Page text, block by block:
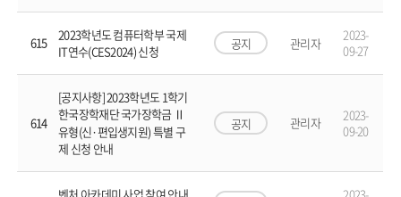
615
2023학년도 컴퓨터학부 국제
IT연수(CES2024) 신청
공지 관리자
2023-
09-27
614
[공지사항] 2023학년도 1학기
한국장학재단 국가장학금 Ⅱ
유형(신·편입생지원) 특별 구
제 신청 안내
공지 관리자
2023-
09-20